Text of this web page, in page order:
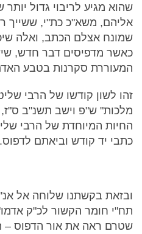
שהוא מגיע לריבוי גדול
אליהם, משא"כ כת"י, ששייך
שמונח אצלם הכתב, ואלה
כאשר מדפיסים דבר חדש,
המעוררת סקרנות בטבע
זהו לשון קודשו של הרבי
מלכות" ש"פ וישב תשנ"ב ס"ז,
החיות המיוחדת של הרבי
כתבי יד קודש וביאתם לדפוס.
ובזאת בקשתנו שלוחה אל
תח"י חומר הקשור לכ"ק
שטרם ראה את אור הדפוס –